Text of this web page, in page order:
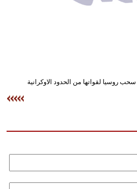
وتكنولوجيا
مدوَّنات
أبراج
سحب روسيا لقواتها من الحدود الاوكرانية